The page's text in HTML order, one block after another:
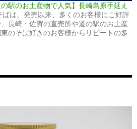
駅のお土産物で人気】長崎島原手延え
ばは、発売以来、多くのお客様にご好評
長崎・佐賀の直売所や道の駅のお土産
のそば好きのお客様からリピートの多